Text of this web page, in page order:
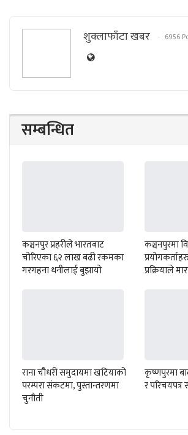
शुक्लाफाँटा खबर 6956
सम्बन्धित
कञ्चनपुर प्रहरीले भारतबाट
चोरिएका ६२ लाख बढी रकमका
गरगहना धनीलाई बुझायो
कञ्चनपुरमा
प्रक्रियाले
राना चौधरी समुदायमा खटियाको
परम्परा संकटमा, पुस्तान्तरणमा
चुनौती
कृष्णपुरमा
र